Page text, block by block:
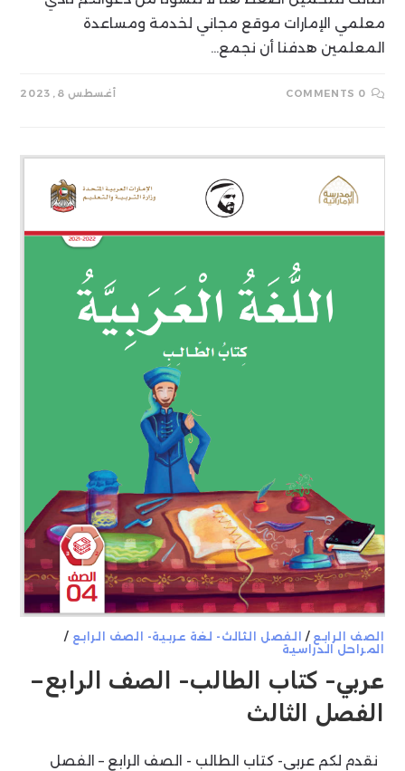
معلمي الإمارات موقع مجاني لخدمة ومساعدة
المعلمين هدفنا أن نجمع…
0 COMMENTS أغسطس 8, 2023
الصف الرابع / الفصل الثالث- لغة عربية- الصف الرابع /
المراحل الدراسية
عربي- كتاب الطالب- الصف الرابع–
الفصل الثالث
نقدم لكم عربي- كتاب الطالب - الصف الرابع – الفصل